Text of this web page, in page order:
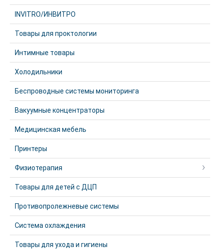
INVITRO/ИНВИТРО
Товары для проктологии
Интимные товары
Холодильники
Беспроводные системы мониторинга
Вакуумные концентраторы
Медицинская мебель
Принтеры
Физиотерапия
Товары для детей с ДЦП
Противопролежневые системы
Система охлаждения
Товары для ухода и гигиены